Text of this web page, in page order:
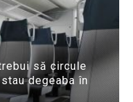
să circule
degeaba în